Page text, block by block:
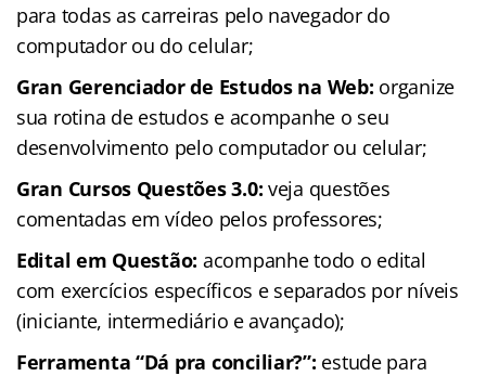
para todas as carreiras pelo navegador do
computador ou do celular;
Gran Gerenciador de Estudos na Web: organize
sua rotina de estudos e acompanhe o seu
desenvolvimento pelo computador ou celular;
Gran Cursos Questões 3.0: veja questões
comentadas em vídeo pelos professores;
Edital em Questão: acompanhe todo o edital
com exercícios específicos e separados por níveis
(iniciante, intermediário e avançado);
Ferramenta “Dá pra conciliar?”: estude para